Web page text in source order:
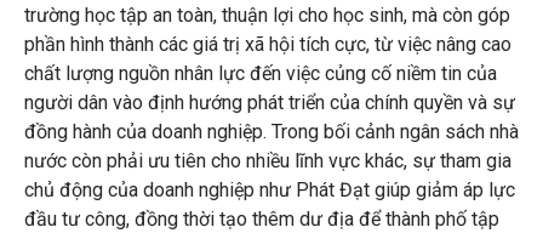
trường học tập an toàn, thuận lợi cho học sinh, mà còn góp
phần hình thành các giá trị xã hội tích cực, từ việc nâng cao
chất lượng nguồn nhân lực đến việc củng cố niềm tin của
người dân vào định hướng phát triển của chính quyền và sự
đồng hành của doanh nghiệp. Trong bối cảnh ngân sách nhà
nước còn phải ưu tiên cho nhiều lĩnh vực khác, sự tham gia
chủ động của doanh nghiệp như Phát Đạt giúp giảm áp lực
đầu tư công, đồng thời tạo thêm dư địa để thành phố tập